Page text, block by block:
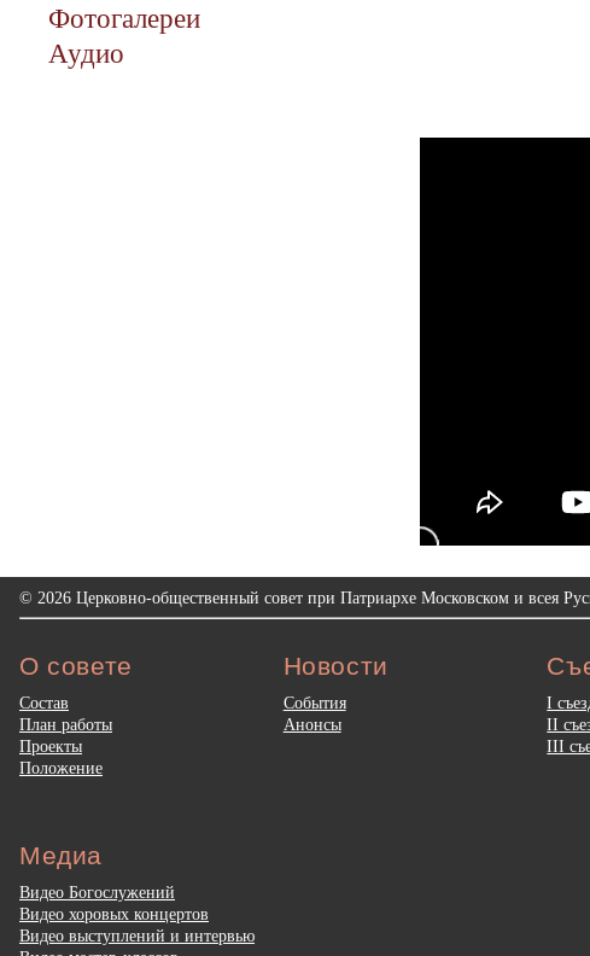
Фотогалереи
Аудио
© 2026 Церковно-общественный совет при Патриархе Московском и всея
О совете
Состав
План работы
Проекты
Положение
Новости
События
Анонсы
I
II
III
Медиа
Видео Богослужений
Видео хоровых концертов
Видео выступлений и интервью